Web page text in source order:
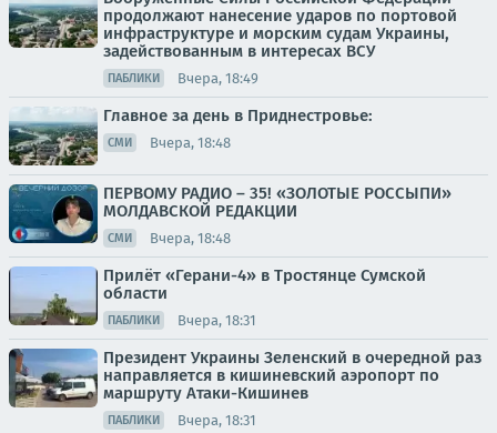
продолжают нанесение ударов по портовой
инфраструктуре и морским судам Украины,
задействованным в интересах ВСУ
ПАБЛИКИ Вчера, 18:49
Главное за день в Приднестровье:
СМИ Вчера, 18:48
ПЕРВОМУ РАДИО – 35! «ЗОЛОТЫЕ РОССЫПИ»
МОЛДАВСКОЙ РЕДАКЦИИ
СМИ Вчера, 18:48
Прилёт «Герани-4» в Тростянце Сумской
области
ПАБЛИКИ Вчера, 18:31
Президент Украины Зеленский в очередной раз
направляется в кишиневский аэропорт по
маршруту Атаки-Кишинев
ПАБЛИКИ Вчера, 18:31